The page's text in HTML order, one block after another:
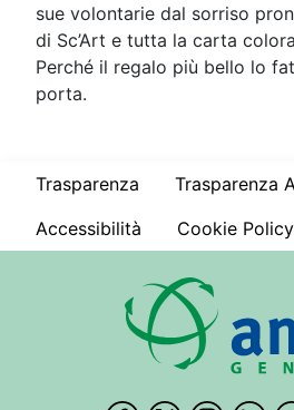
sue volontarie dal sorriso
di Sc’Art e tutta la carta
Perché il regalo più bello lo
porta.
Trasparenza
Trasparenza
Accessibilità
Cookie Policy